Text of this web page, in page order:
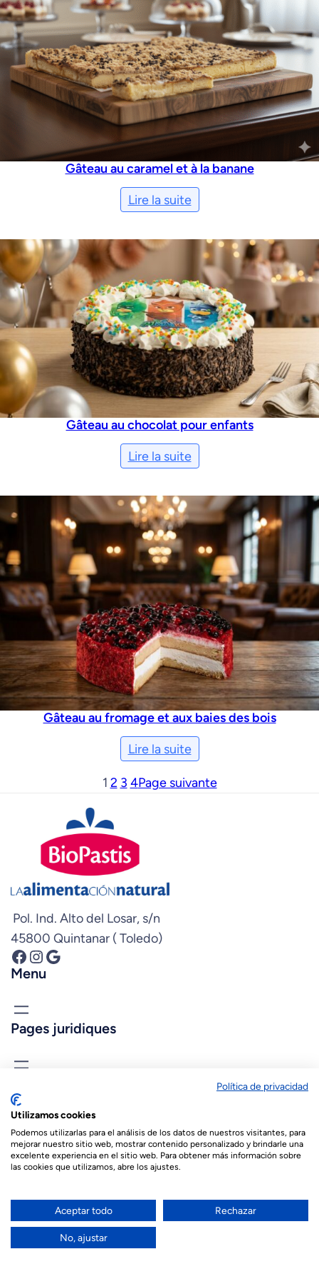
Gâteau au caramel et à la banane
Lire la suite
Gâteau au chocolat pour enfants
Lire la suite
Gâteau au fromage et aux baies des bois
Lire la suite
1 2 3 4Page suivante
Pol. Ind. Alto del Losar, s/n
45800 Quintanar ( Toledo)
Facebook InstagramGoogle
Menu
Pages juridiques
+34 925 180 903
© 2026 Biopastis.com
Español(Espagnol English(Anglais
Français
Política de privacidad
Utilizamos cookies
Podemos utilizarlas para el análisis de los datos de nuestros visitantes, para
mejorar nuestro sitio web, mostrar contenido personalizado y brindarle una
excelente experiencia en el sitio web. Para obtener más información sobre
las cookies que utilizamos, abre los ajustes.
Aceptar todo Rechazar
No, ajustar